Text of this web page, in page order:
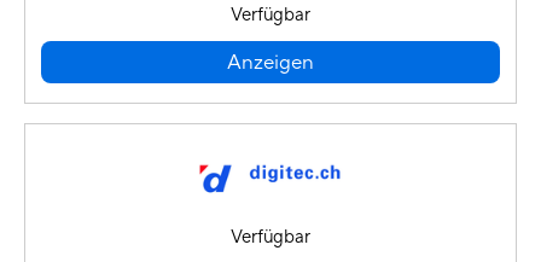
Verfügbar
Anzeigen
Verfügbar